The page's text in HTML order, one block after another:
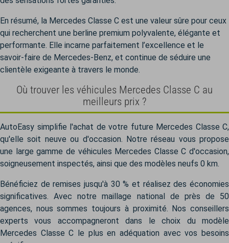
En résumé, la Mercedes Classe C est une valeur sûre pour ceux
qui recherchent une berline premium polyvalente, élégante et
performante. Elle incarne parfaitement l’excellence et le
savoir-faire de Mercedes-Benz, et continue de séduire une
clientèle exigeante à travers le monde.
Où trouver les véhicules Mercedes Classe C au
meilleurs prix ?
AutoEasy simplifie l'achat de votre future Mercedes Classe C,
qu'elle soit neuve ou d'occasion. Notre réseau vous propose
une large gamme de véhicules Mercedes Classe C d'occasion,
soigneusement inspectés, ainsi que des modèles neufs 0 km.
Bénéficiez de remises jusqu'à 30 % et réalisez des économies
significatives. Avec notre maillage national de près de 50
agences, nous sommes toujours à proximité. Nos conseillers
experts vous accompagneront dans le choix du modèle
Mercedes Classe C le plus en adéquation avec vos besoins